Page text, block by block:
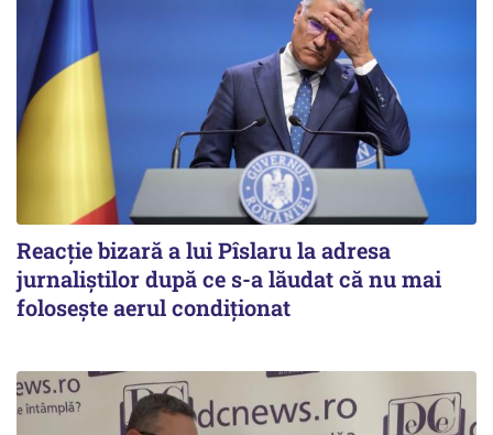
Reacție bizară a lui Pîslaru la adresa
jurnaliștilor după ce s-a lăudat că nu mai
folosește aerul condiționat